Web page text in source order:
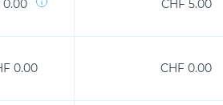
0.00 CHF 5.00
0.00 CHF 0.00